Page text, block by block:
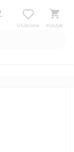
Ulubione Koszyk